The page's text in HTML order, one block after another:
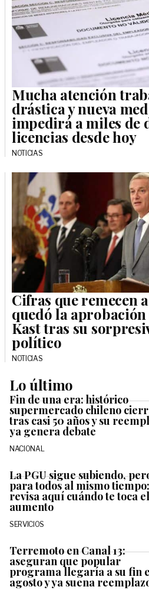
Mucha atención
drástica y nueva
impedirá a miles de
licencias desde hoy
NOTICIAS
Cifras que remecen
quedó la
Kast tras su
político
NOTICIAS
Lo último
Fin de una era: histórico
supermercado chileno
tras casi 50 años y su
ya genera debate
NACIONAL
La PGU sigue subiendo,
para todos al mismo tiempo:
revisa aquí cuándo te toca el
aumento
SERVICIOS
Terremoto en Canal 13:
aseguran que popular
programa llegaría a su fin
agosto y ya suena